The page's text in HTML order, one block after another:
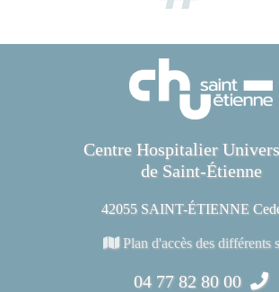
Centre Hospitalier
de Saint-Étienne
42055 SAINT-ÉTIENNE
Plan d'accès des différents
04 77 82 80 00